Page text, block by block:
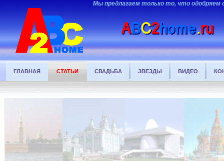
Мы предлагаем только то, что одобряем
ГЛАВНАЯ СТАТЬИ СВАДЬБА ЗВЕЗДЫ ВИДЕО